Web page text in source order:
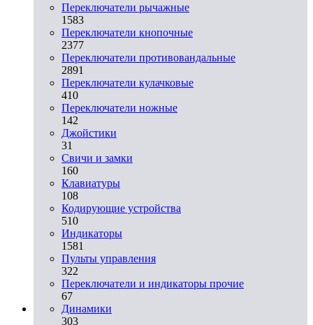
Переключатели рычажные
1583
Переключатели кнопочные
2377
Переключатели противовандальные
2891
Переключатели кулачковые
410
Переключатели ножные
142
Джойстики
31
Свичи и замки
160
Клавиатуры
108
Кодирующие устройства
510
Индикаторы
1581
Пульты управления
322
Переключатели и индикаторы прочие
67
Динамики
303